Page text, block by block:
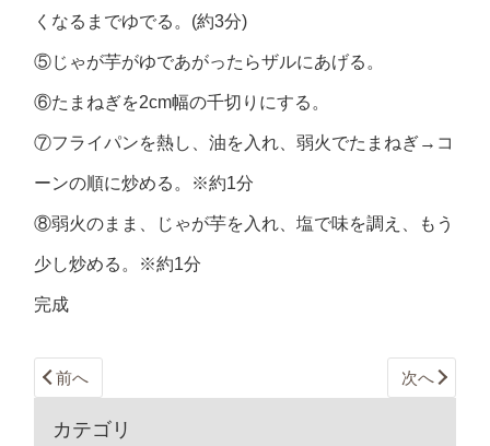
くなるまでゆでる。(約3分)
⑤じゃが芋がゆであがったらザルにあげる。
⑥たまねぎを2cm幅の千切りにする。
⑦フライパンを熱し、油を入れ、弱火でたまねぎ→コ
ーンの順に炒める。※約1分
⑧弱火のまま、じゃが芋を入れ、塩で味を調え、もう
少し炒める。※約1分
完成
前へ 次へ
カテゴリ